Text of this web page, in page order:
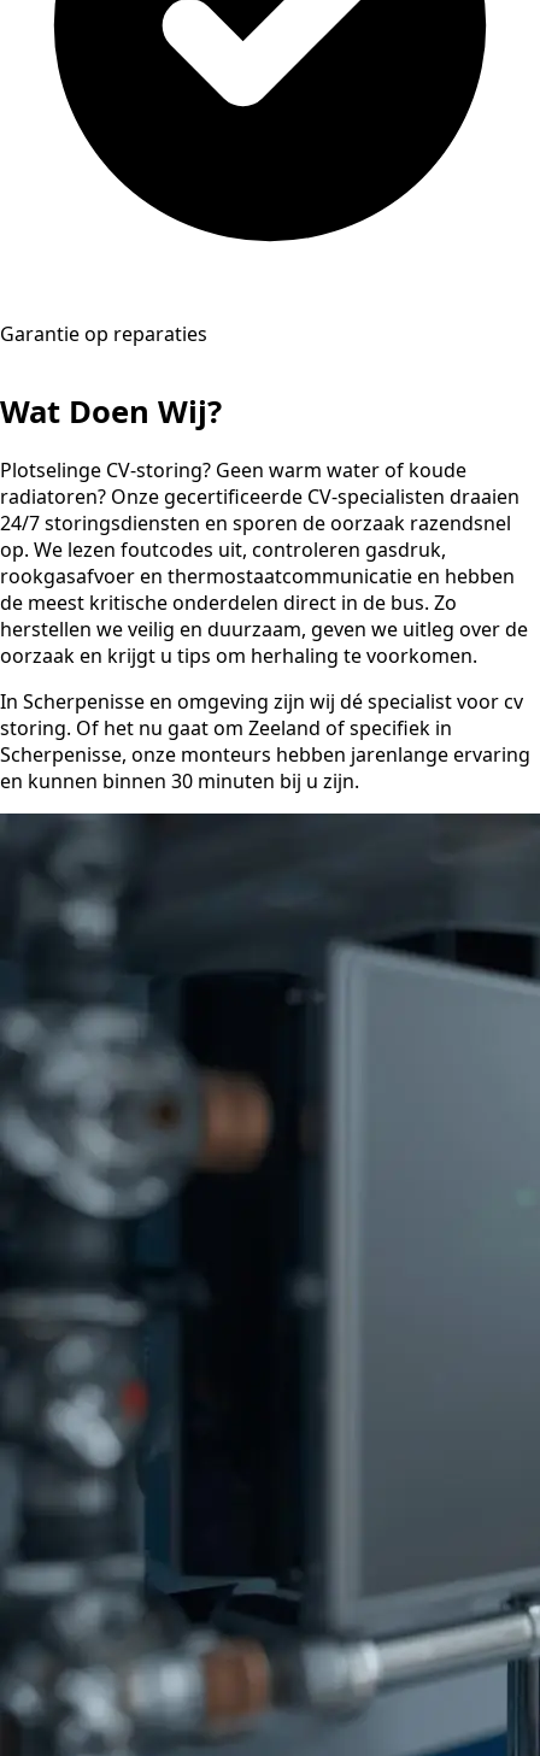
Garantie op reparaties
Wat Doen Wij?
Plotselinge CV-storing? Geen warm water of koude
radiatoren? Onze gecertificeerde CV-specialisten draaien
24/7 storingsdiensten en sporen de oorzaak razendsnel
op. We lezen foutcodes uit, controleren gasdruk,
rookgasafvoer en thermostaatcommunicatie en hebben
de meest kritische onderdelen direct in de bus. Zo
herstellen we veilig en duurzaam, geven we uitleg over de
oorzaak en krijgt u tips om herhaling te voorkomen.
In Scherpenisse en omgeving zijn wij dé specialist voor cv
storing. Of het nu gaat om Zeeland of specifiek in
Scherpenisse, onze monteurs hebben jarenlange ervaring
en kunnen binnen 30 minuten bij u zijn.